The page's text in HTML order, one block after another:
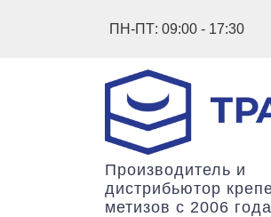
ПН-ПТ: 09:00 - 17:30
Производитель и
дистрибьютор
метизов с 2006 года